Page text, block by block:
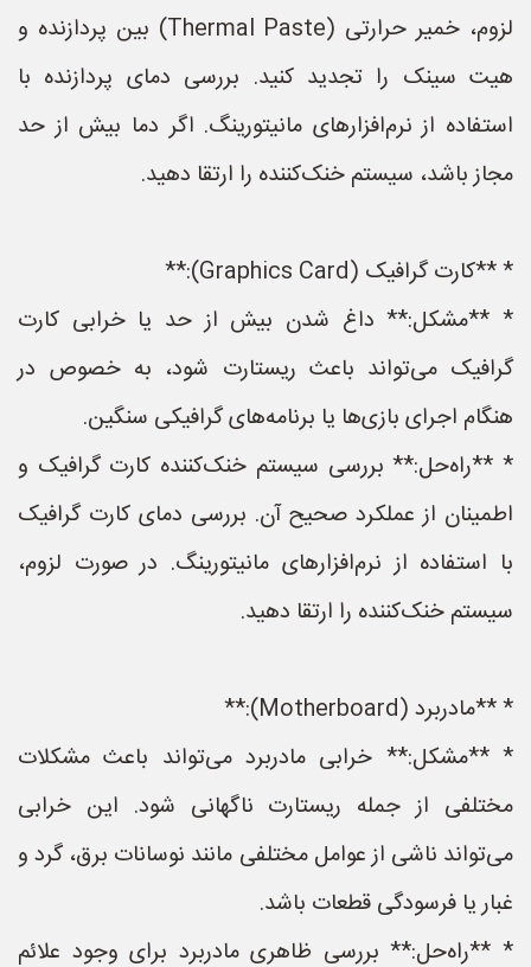
لزوم، خمیر حرارتی (Thermal Paste) بین پردازنده و
هیت سینک را تجدید کنید. بررسی دمای پردازنده با
استفاده از نرم‌افزارهای مانیتورینگ. اگر دما بیش از حد
مجاز باشد، سیستم خنک‌کننده را ارتقا دهید.
* **کارت گرافیک (Graphics Card):**
* **مشکل:** داغ شدن بیش از حد یا خرابی کارت
گرافیک می‌تواند باعث ریستارت شود، به خصوص در
هنگام اجرای بازی‌ها یا برنامه‌های گرافیکی سنگین.
* **راه‌حل:** بررسی سیستم خنک‌کننده کارت گرافیک و
اطمینان از عملکرد صحیح آن. بررسی دمای کارت گرافیک
با استفاده از نرم‌افزارهای مانیتورینگ. در صورت لزوم،
سیستم خنک‌کننده را ارتقا دهید.
* **مادربرد (Motherboard):**
* **مشکل:** خرابی مادربرد می‌تواند باعث مشکلات
مختلفی از جمله ریستارت ناگهانی شود. این خرابی
می‌تواند ناشی از عوامل مختلفی مانند نوسانات برق، گرد و
غبار یا فرسودگی قطعات باشد.
* **راه‌حل:** بررسی ظاهری مادربرد برای وجود علائم